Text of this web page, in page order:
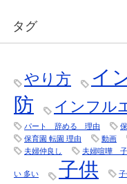
タグ
やり方
イ
防
インフル
パート 辞める 理由
保育園 転園 理由
動画
夫婦仲良し
夫婦喧嘩
い 多い 子供